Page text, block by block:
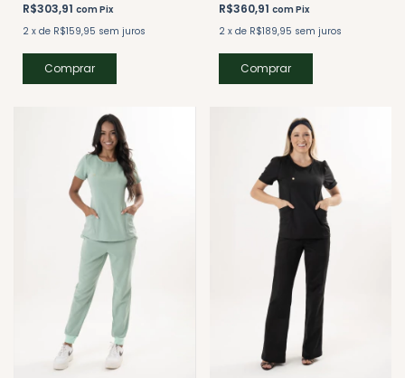
R$303,91 comPix
2 x de R$159,95 sem juros
Comprar
R$360,91 comPix
2 x de R$189,95 sem juros
Comprar